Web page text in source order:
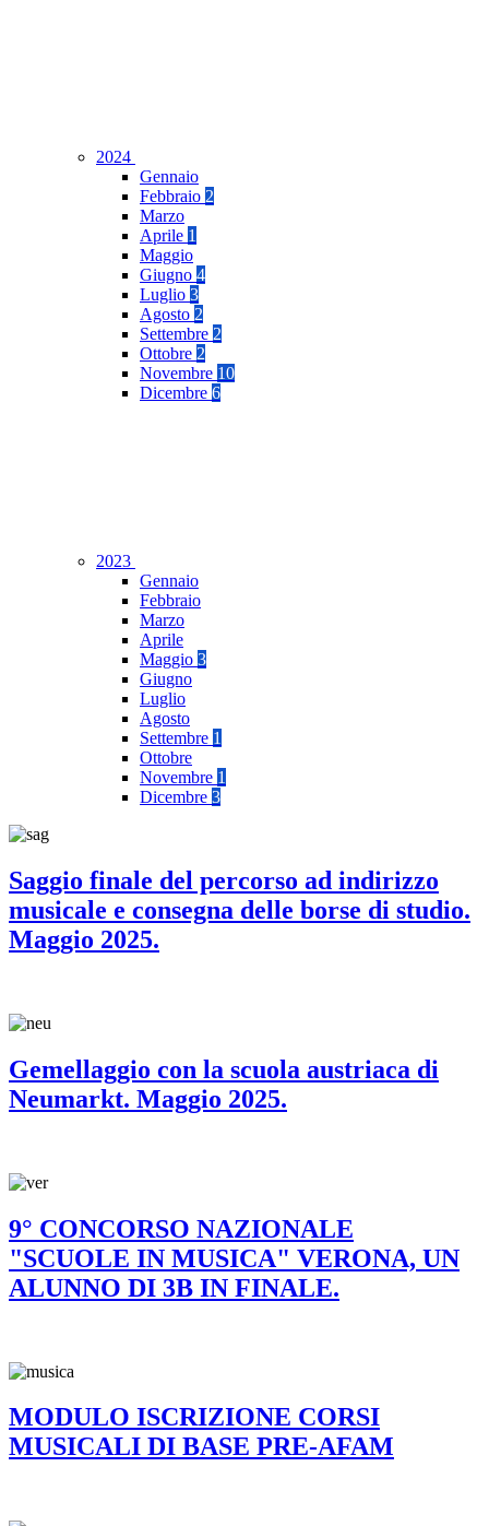
2024
Gennaio
Febbraio 2
Marzo
Aprile 1
Maggio
Giugno 4
Luglio 3
Agosto 2
Settembre 2
Ottobre 2
Novembre 10
Dicembre 6
2023
Gennaio
Febbraio
Marzo
Aprile
Maggio 3
Giugno
Luglio
Agosto
Settembre 1
Ottobre
Novembre 1
Dicembre 3
Saggio finale del percorso ad indirizzo
musicale e consegna delle borse di studio.
Maggio 2025.
Gemellaggio con la scuola austriaca di
Neumarkt. Maggio 2025.
9° CONCORSO NAZIONALE
"SCUOLE IN MUSICA" VERONA, UN
ALUNNO DI 3B IN FINALE.
MODULO ISCRIZIONE CORSI
MUSICALI DI BASE PRE-AFAM